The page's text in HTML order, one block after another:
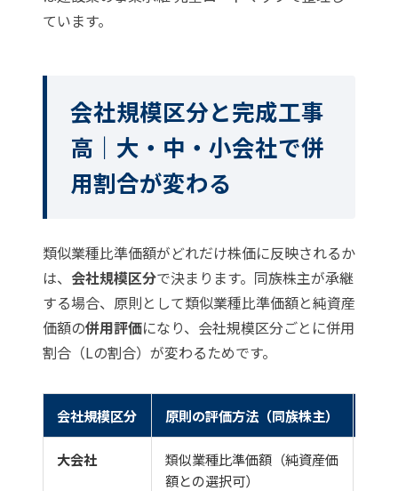
ています。
会社規模区分と完成工事
高｜大・中・小会社で併
用割合が変わる
類似業種比準価額がどれだけ株価に反映されるか
は、 会社規模区分で決まります。同族株主が承継
する場合、原則として類似業種比準価額と純資産
価額の併用評価になり、会社規模区分ごとに併用
割合（Lの割合）が変わるためです。
会社規模区分 原則の評価方法（同族株主）
大会社
類似業種比準価額（純資産価
額との選択可）